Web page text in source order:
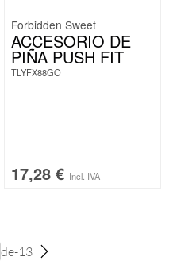
Forbidden Sweet
ACCESORIO DE
PIÑA PUSH FIT
TLYFX88GO
17,28 € Incl. IVA
de-13